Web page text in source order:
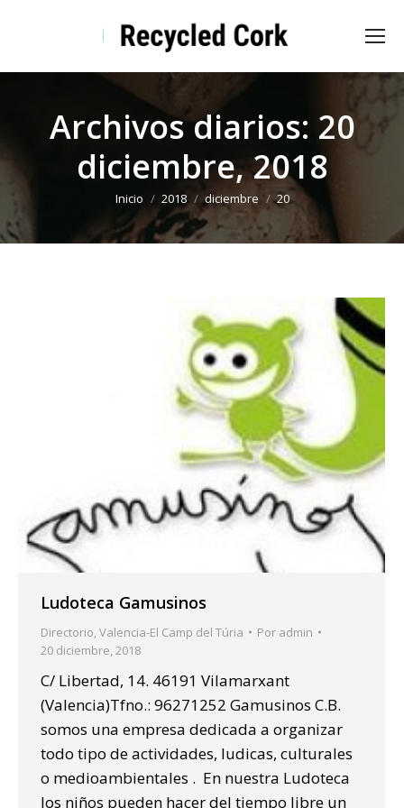
Archivos diarios: 20
diciembre, 2018
Estás aquí:
Inicio 2018 diciembre 20
Ludoteca Gamusinos
Directorio,Valencia-El Camp del Túria Por admin
20 diciembre, 2018
C/ Libertad, 14. 46191 Vilamarxant
(Valencia)Tfno.: 96271252 Gamusinos C.B.
somos una empresa dedicada a organizar
todo tipo de actividades, ludicas, culturales
o medioambientales . En nuestra Ludoteca
los niños pueden hacer del tiempo libre un